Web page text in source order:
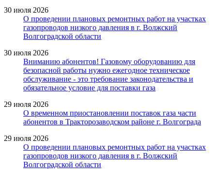
30 июля 2026
О проведении плановых ремонтных работ на участках
газопроводов низкого давления в г. Волжский
Волгоградской области
30 июля 2026
Вниманию абонентов! Газовому оборудованию для
безопасной работы нужно ежегодное техническое
обслуживание - это требование законодательства и
обязательное условие для поставки газа
29 июля 2026
О временном приостановлении поставок газа части
абонентов в Тракторозаводском районе г. Волгограда
29 июля 2026
О проведении плановых ремонтных работ на участках
газопроводов низкого давления в г. Волжский
Волгоградской области